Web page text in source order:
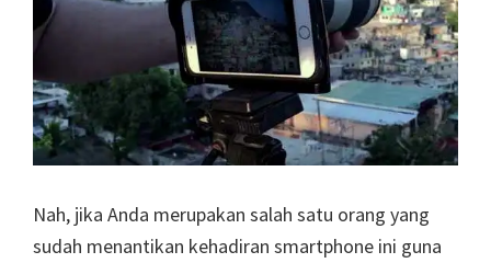
Nah, jika Anda merupakan salah satu orang yang
sudah menantikan kehadiran smartphone ini guna